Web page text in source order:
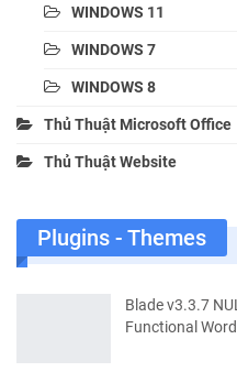
WINDOWS 11
WINDOWS 7
WINDOWS 8
Thủ Thuật Microsoft Office
Thủ Thuật Website
Plugins - Themes
Blade v3.3.7
Functional